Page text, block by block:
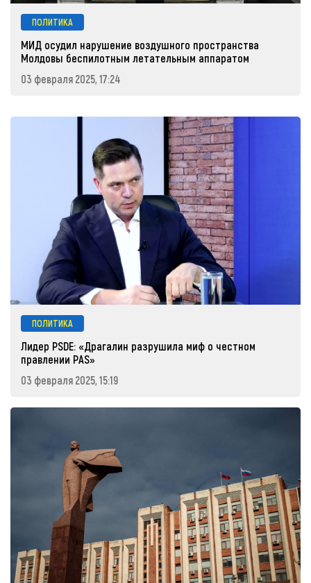
ПОЛИТИКА
МИД осудил нарушение воздушного пространства
Молдовы беспилотным летательным аппаратом
03 февраля 2025, 17:24
ПОЛИТИКА
Лидер PSDE: «Драгалин разрушила миф о честном
правлении PAS»
03 февраля 2025, 15:19